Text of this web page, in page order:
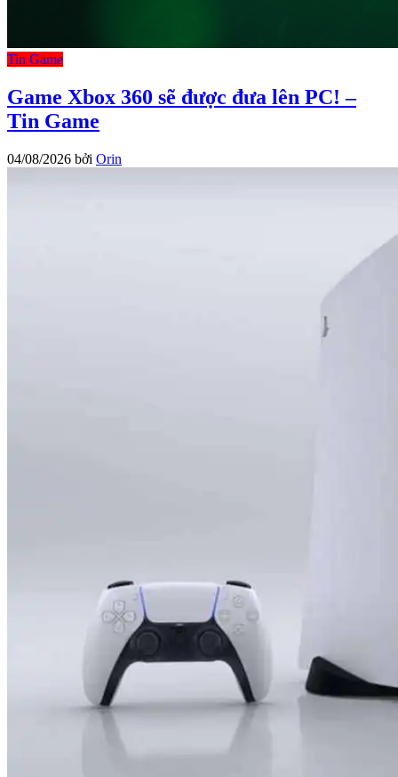
Tin Game
Game Xbox 360 sẽ được đưa lên PC! –
Tin Game
04/08/2026 bởi Orin